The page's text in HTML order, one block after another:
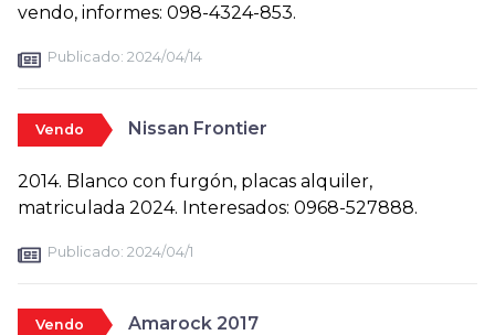
vendo, informes: 098-4324-853.
Publicado: 2024/04/14
Vendo Nissan Frontier
2014. Blanco con furgón, placas alquiler,
matriculada 2024. Interesados: 0968-527888.
Publicado: 2024/04/1
Vendo Amarock 2017